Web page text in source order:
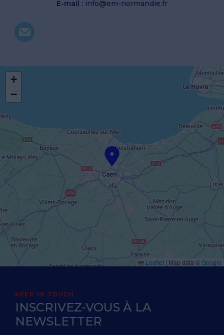
E-mail : info@em-normandie.fr
+
−
Leaflet | Map data ©Google
KEEP IN TOUCH
INSCRIVEZ-VOUS À LA
NEWSLETTER